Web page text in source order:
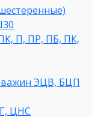
П, ПР, ПБ, ПК,
ЭЦВ, БЦП
ЦНС